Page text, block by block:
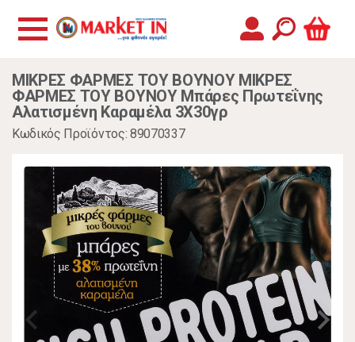
ΜΙΚΡΕΣ ΦΑΡΜΕΣ ΤΟΥ ΒΟΥΝΟΥ ΜΙΚΡΕΣ
ΦΑΡΜΕΣ ΤΟΥ ΒΟΥΝΟΥ Μπάρες Πρωτεΐνης
Αλατισμένη Καραμέλα 3Χ30γρ
Κωδικός Προϊόντος: 89070337